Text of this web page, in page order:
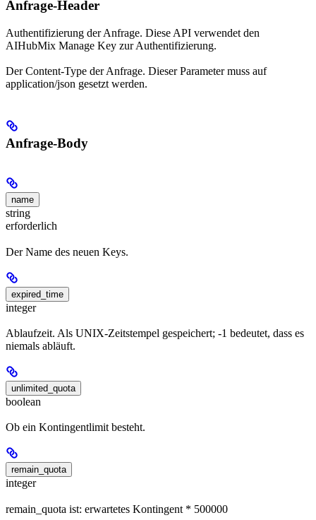
Anfrage-Header
Authentifizierung der Anfrage. Diese API verwendet den
AIHubMix Manage Key zur Authentifizierung.
Der Content-Type der Anfrage. Dieser Parameter muss auf
application/json gesetzt werden.
Anfrage-Body
name
string
erforderlich
Der Name des neuen Keys.
expired_time
integer
Ablaufzeit. Als UNIX-Zeitstempel gespeichert; -1 bedeutet, dass es
niemals abläuft.
unlimited_quota
boolean
Ob ein Kontingentlimit besteht.
remain_quota
integer
remain_quota ist: erwartetes Kontingent * 500000